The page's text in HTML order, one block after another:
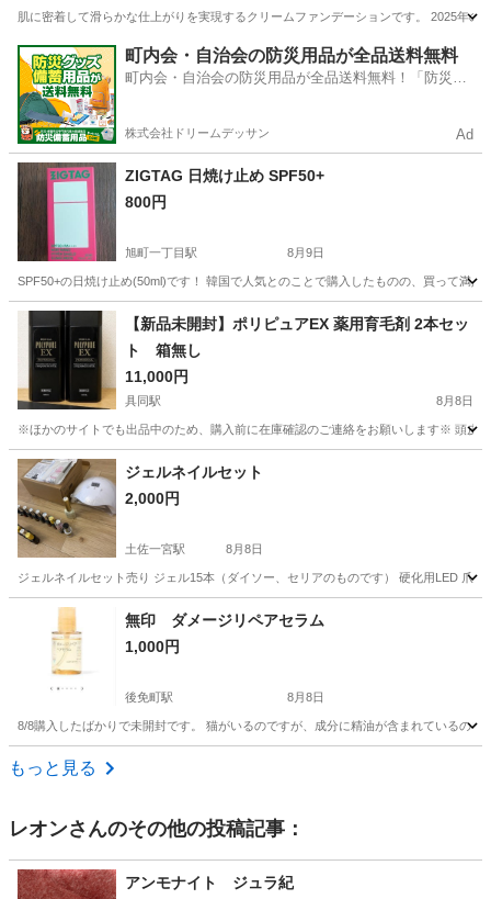
肌に密着して滑らかな仕上がりを実現するクリームファンデーションです。 2025年
高知 高知市 旭町一丁目駅 化粧品
町内会・自治会の防災用品が全品送料無料
町内会・自治会の防災用品が全品送料無料！「防災備
株式会社ドリームデッサン Ad
ZIGTAG 日焼け止め SPF50+
800円
旭町一丁目駅 8月9日
SPF50+の日焼け止め(50ml)です！ 韓国で人気とのことで購入したものの、買って満
高知 高知市 旭町一丁目駅 その他
【新品未開封】ポリピュアEX 薬用育毛剤 2本セッ
ト 箱無し
11,000円
具同駅 8月8日
※ほかのサイトでも出品中のため、購入前に在庫確認のご連絡をお願いします※ 頭皮
高知 四万十市 具同駅 ヘアケア
ジェルネイルセット
2,000円
土佐一宮駅 8月8日
ジェルネイルセット売り ジェル15本（ダイソー、セリアのものです） 硬化用LED 爪
土佐一宮駅 ネイル
無印 ダメージリペアセラム
1,000円
後免町駅 8月8日
8/8購入したばかりで未開封です。 猫がいるのですが、成分に精油が含まれているの
高知 南国市
もっと見る
レオンさんのその他の投稿記事：
アンモナイト ジュラ紀